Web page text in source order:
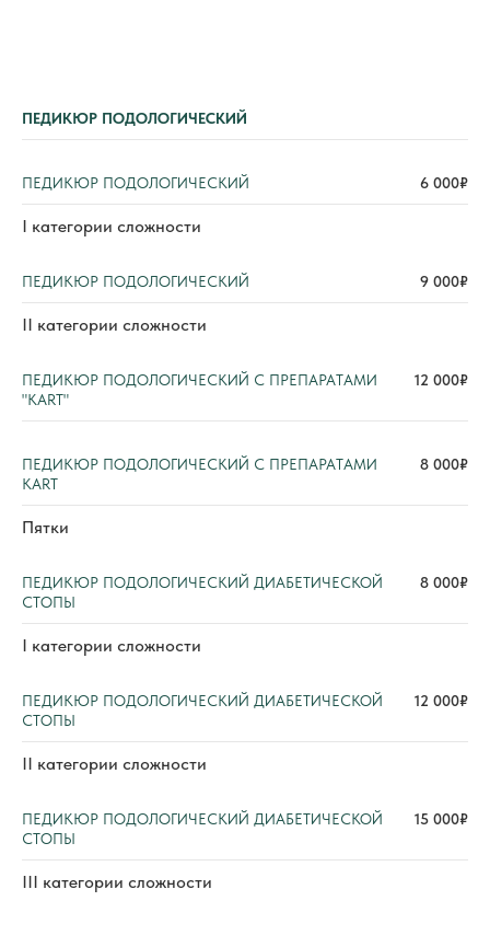
ПЕДИКЮР ПОДОЛОГИЧЕСКИЙ
ПЕДИКЮР ПОДОЛОГИЧЕСКИЙ 6 000₽
I категории сложности
ПЕДИКЮР ПОДОЛОГИЧЕСКИЙ 9 000₽
II категории сложности
ПЕДИКЮР ПОДОЛОГИЧЕСКИЙ С ПРЕПАРАТАМИ
"KART"
12 000₽
ПЕДИКЮР ПОДОЛОГИЧЕСКИЙ С ПРЕПАРАТАМИ
KART
8 000₽
Пятки
ПЕДИКЮР ПОДОЛОГИЧЕСКИЙ ДИАБЕТИЧЕСКОЙ
СТОПЫ
8 000₽
I категории сложности
ПЕДИКЮР ПОДОЛОГИЧЕСКИЙ ДИАБЕТИЧЕСКОЙ
СТОПЫ
12 000₽
II категории сложности
ПЕДИКЮР ПОДОЛОГИЧЕСКИЙ ДИАБЕТИЧЕСКОЙ
СТОПЫ
15 000₽
III категории сложности